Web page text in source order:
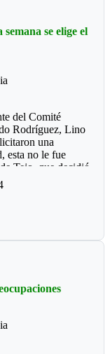
el tiempo que
para las tortugas
Kleindienst.
Perú
se hace los
se elige el
del Comité
Rodríguez, Lino
una
esta no le fue
Tejo, que decidió
dijo
del ente
estaría
de Ómar
legal el